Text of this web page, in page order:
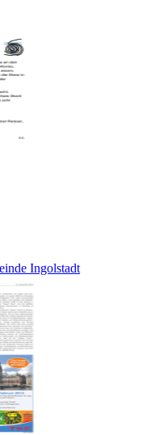
Ingolstadt